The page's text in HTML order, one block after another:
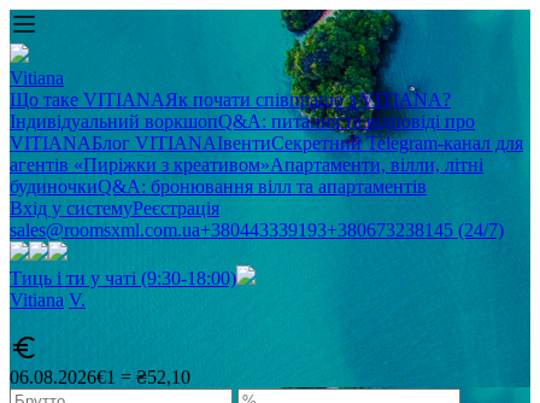
Vitiana
Що таке VITIANAЯк почати співпрацю з VITIANA?
Індивідуальний воркшопQ&A: питання та відповіді про
VITIANAБлог VITIANAІвентиСекретний Telegram-канал для
агентів «Пиріжки з креативом»Апартаменти, вілли, літні
будиночкиQ&A: бронювання вілл та апартаментів
Вхід у системуРеєстрація
sales@roomsxml.com.ua+380443339193+380673238145 (24/7)
Тиць і ти у чаті (9:30-18:00)
Vitiana V.
06.08.2026€1 = ₴52,10